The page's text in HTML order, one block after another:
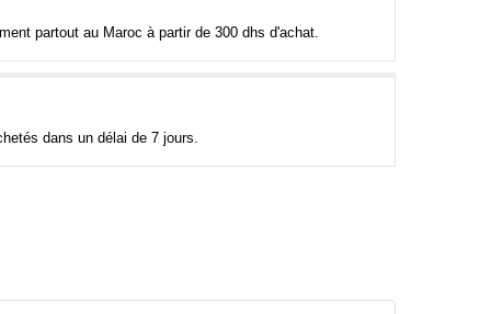
partout au Maroc à partir de 300 dhs d'achat.
dans un délai de 7 jours.